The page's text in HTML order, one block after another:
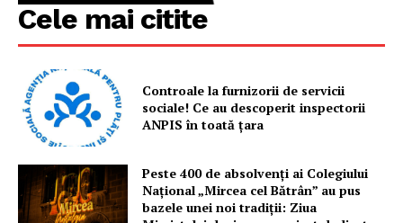
Cele mai citite
Controale la furnizorii de servicii
sociale! Ce au descoperit inspectorii
ANPIS în toată țara
Peste 400 de absolvenți ai Colegiului
Național „Mircea cel Bătrân” au pus
bazele unei noi tradiții: Ziua